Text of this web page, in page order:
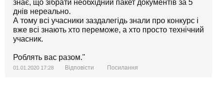
знає, що зібрати необхідний пакет документів за 5
днів нереально.
А тому всі учасники заздалегідь знали про конкурс і
вже всі знають хто переможе, а хто просто технічний
учасник.
Роблять вас разом."
01.01.2020 17:28 Відповісти Посилання